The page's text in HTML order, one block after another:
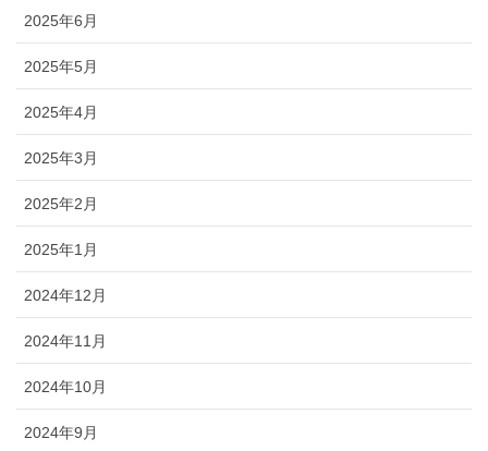
2025年6月
2025年5月
2025年4月
2025年3月
2025年2月
2025年1月
2024年12月
2024年11月
2024年10月
2024年9月